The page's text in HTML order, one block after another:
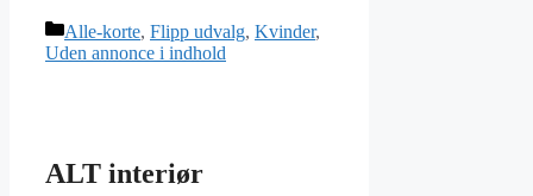
Kategorier
Alle-korte, Flipp udvalg, Kvinder,
Uden annonce i indhold
ALT interiør